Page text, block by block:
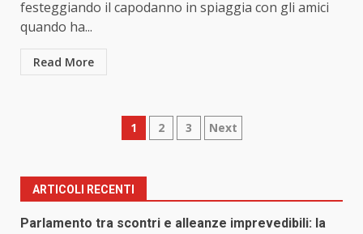
festeggiando il capodanno in spiaggia con gli amici
quando ha...
Read More
Paginazione
articoli
1 2 3 Next
ARTICOLI RECENTI
Parlamento tra scontri e alleanze imprevedibili: la